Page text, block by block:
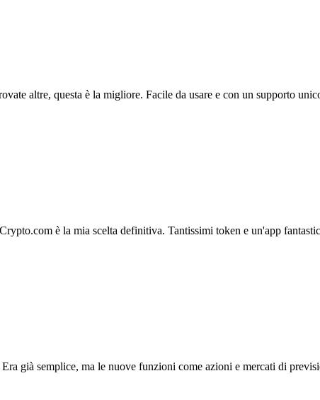
altre, questa è la migliore. Facile da usare e con un supporto
è la mia scelta definitiva. Tantissimi token e un'app
già semplice, ma le nuove funzioni come azioni e mercati di